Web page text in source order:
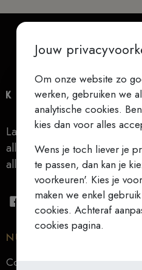
Laat niets je verontrusten,
alles gaat voorbij, God
alles (Teresa van Ávila)
NUTTIGE LINKS
Contact
Jouw
Om onze website zo
werken, gebruiken we
analytische cookies.
kies dan voor alles
Wens je toch liever je
te passen, dan kan je
voorkeuren'. Kies je
maken we enkel
cookies. Achteraf
cookies pagina.